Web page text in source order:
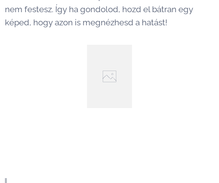
nem festesz. Így ha gondolod, hozd el bátran egy
képed, hogy azon is megnézhesd a hatást!